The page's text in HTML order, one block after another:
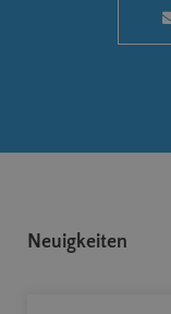
Neuigkeiten